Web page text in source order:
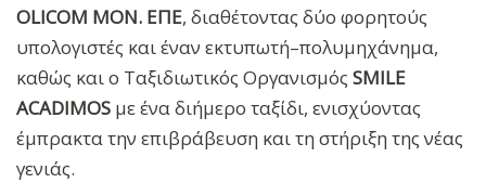
OLICOM MON. ΕΠΕ, διαθέτοντας δύο φορητούς
υπολογιστές και έναν εκτυπωτή–πολυμηχάνημα,
καθώς και ο Ταξιδιωτικός Οργανισμός SMILE
ACADIMOS με ένα διήμερο ταξίδι, ενισχύοντας
έμπρακτα την επιβράβευση και τη στήριξη της νέας
γενιάς.